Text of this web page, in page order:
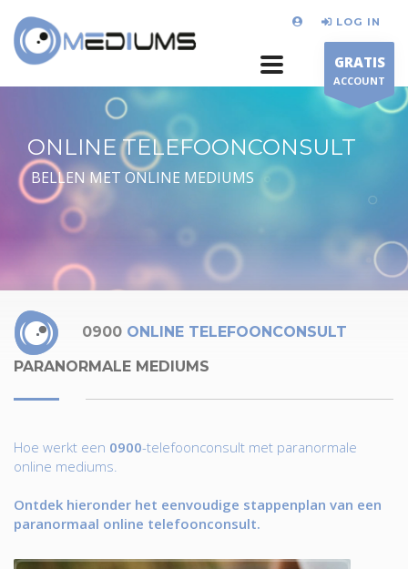
LOG IN
GRATIS
ACCOUNT
ONLINE TELEFOONCONSULT
BELLEN MET ONLINE MEDIUMS
0900 ONLINE TELEFOONCONSULT
PARANORMALE MEDIUMS
Hoe werkt een 0900-telefoonconsult met paranormale
online mediums.
Ontdek hieronder het eenvoudige stappenplan van een
paranormaal online telefoonconsult.